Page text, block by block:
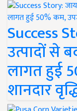
Success
उत्पादों से
लागत हुई
शानदार